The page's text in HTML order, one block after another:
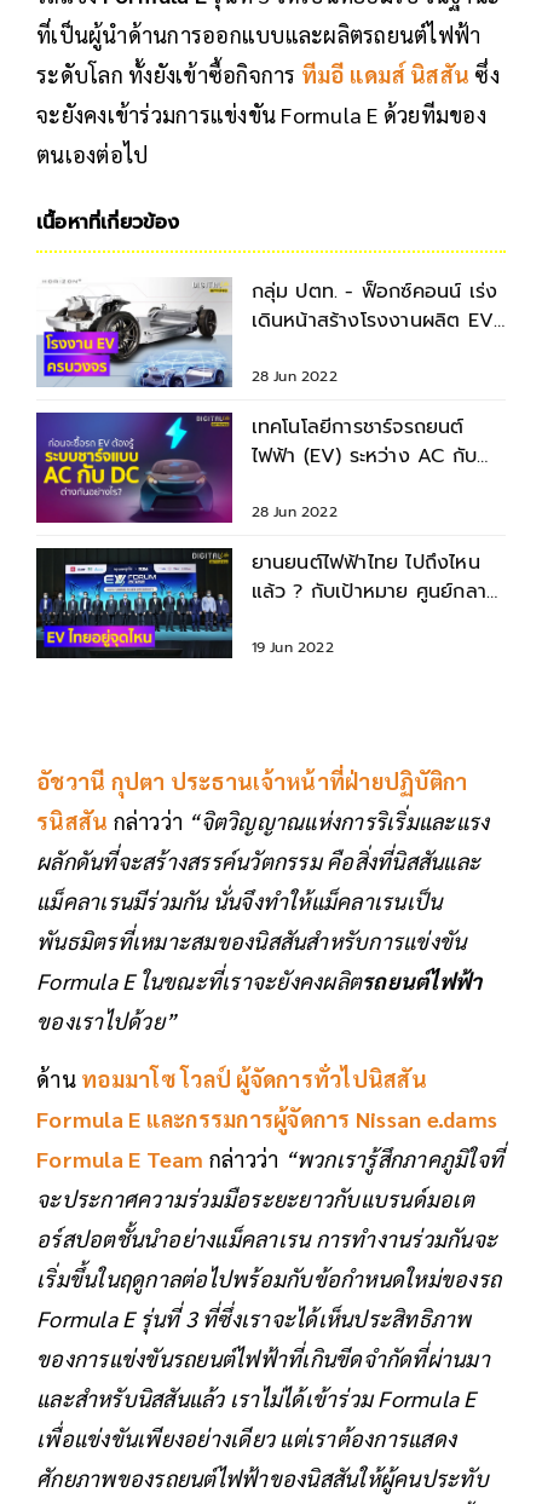
ที่เป็นผู้นำด้านการออกแบบและผลิตรถยนต์ไฟฟ้า
ระดับโลก ทั้งยังเข้าซื้อกิจการ ทีมอี แดมส์ นิสสัน ซึ่ง
จะยังคงเข้าร่วมการแข่งขัน Formula E ด้วยทีมของ
ตนเองต่อไป
เนื้อหาที่เกี่ยวข้อง
กลุ่ม ปตท. - ฟ็อกซ์คอนน์ เร่ง
เดินหน้าสร้างโรงงานผลิต EV
28 Jun 2022
เทคโนโลยีการชาร์จรถยนต์
ไฟฟ้า (EV) ระหว่าง AC กับ
28 Jun 2022
ยานยนต์ไฟฟ้าไทย ไปถึงไหน
แล้ว ? กับเป้าหมาย ศูนย์กลาง
19 Jun 2022
อัชวานี กุปตา ประธานเจ้าหน้าที่ฝ่ายปฏิบัติกา
รนิสสัน กล่าวว่า “จิตวิญญาณแห่งการริเริ่มและแรง
ผลักดันที่จะสร้างสรรค์นวัตกรรม คือสิ่งที่นิสสันและ
แม็คลาเรนมีร่วมกัน นั่นจึงทำให้แม็คลาเรนเป็น
พันธมิตรที่เหมาะสมของนิสสันสำหรับการแข่งขัน
Formula E ในขณะที่เราจะยังคงผลิตรถยนต์ไฟฟ้า
ของเราไปด้วย”
ด้าน ทอมมาโซ โวลป์ ผู้จัดการทั่วไปนิสสัน
Formula E และกรรมการผู้จัดการ Nissan e.dams
Formula E Team กล่าวว่า “พวกเรารู้สึกภาคภูมิใจที่
จะประกาศความร่วมมือระยะยาวกับแบรนด์มอเต
อร์สปอตชั้นนำอย่างแม็คลาเรน การทำงานร่วมกันจะ
เริ่มขึ้นในฤดูกาลต่อไปพร้อมกับข้อกำหนดใหม่ของรถ
Formula E รุ่นที่ 3 ที่ซึ่งเราจะได้เห็นประสิทธิภาพ
ของการแข่งขันรถยนต์ไฟฟ้าที่เกินขีดจำกัดที่ผ่านมา
และสำหรับนิสสันแล้ว เราไม่ได้เข้าร่วม Formula E
เพื่อแข่งขันเพียงอย่างเดียว แต่เราต้องการแสดง
ศักยภาพของรถยนต์ไฟฟ้าของนิสสันให้ผู้คนประทับ